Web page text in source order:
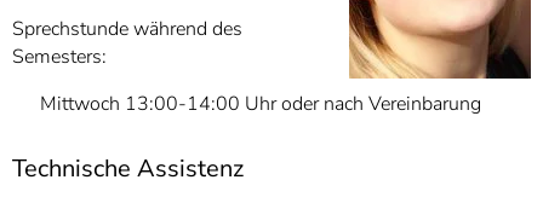
Sprechstunde während des
Semesters:
Mittwoch 13:00-14:00 Uhr oder nach Vereinbarung
Technische Assistenz